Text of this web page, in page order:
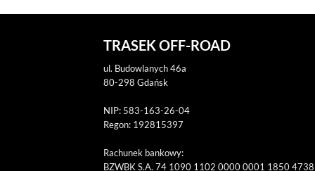
TRASEK OFF-ROAD
ul. Budowlanych 46a
80-298 Gdańsk
NIP: 583-163-26-04
Regon: 192815397
Rachunek bankowy:
BZWBK S.A. 74 1090 1102 0000 0001 1850 4738